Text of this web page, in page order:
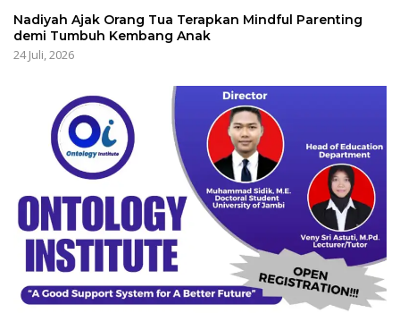
Nadiyah Ajak Orang Tua Terapkan Mindful Parenting
demi Tumbuh Kembang Anak
24 Juli, 2026